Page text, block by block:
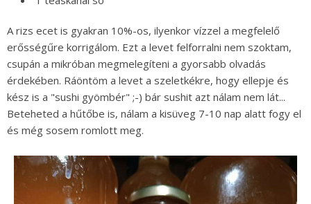
A rizs ecet is gyakran 10%-os, ilyenkor vízzel a megfelelő
erősségűre korrigálom. Ezt a levet felforralni nem szoktam,
csupán a mikróban megmelegíteni a gyorsabb olvadás
érdekében. Ráöntöm a levet a szeletkékre, hogy ellepje és
kész is a "sushi gyömbér" ;-) bár sushit azt nálam nem lát...
Beteheted a hűtőbe is, nálam a kisüveg 7-10 nap alatt fogy el
és még sosem romlott meg.